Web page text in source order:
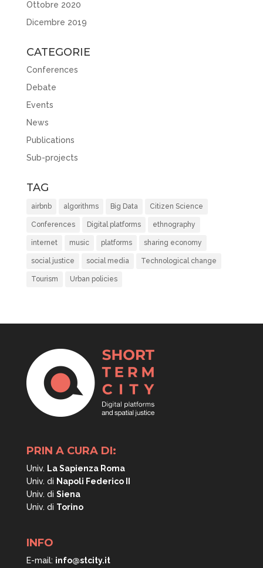
Ottobre 2020
Dicembre 2019
CATEGORIE
Conferences
Debate
Events
News
Publications
Sub-projects
TAG
airbnb algorithms Big Data Citizen Science
Conferences Digital platforms ethnography
internet music platforms sharing economy
social justice social media Technological change
Tourism Urban policies
PRIN A CURA DI:
Univ. La Sapienza Roma
Univ. di Napoli Federico II
Univ. di Siena
Univ. di Torino
INFO
E-mail: info@stcity.it